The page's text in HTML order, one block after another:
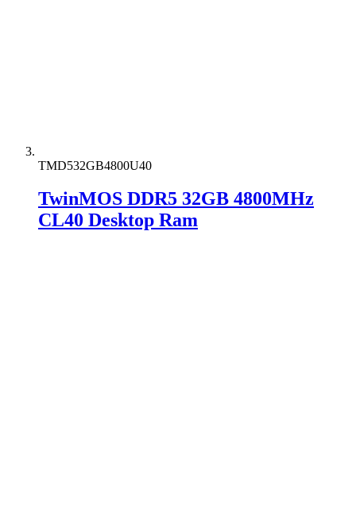
TMD532GB4800U40
TwinMOS DDR5 32GB 4800MHz
CL40 Desktop Ram